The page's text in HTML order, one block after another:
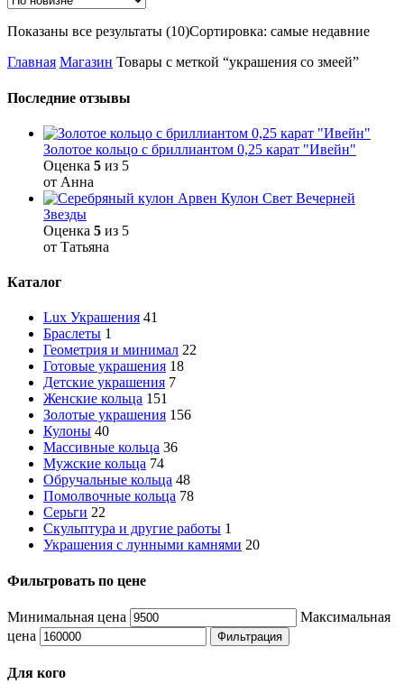
Показаны все результаты (10)Сортировка: самые недавние
Главная Магазин Товары с меткой “украшения со змеей”
Последние отзывы
Золотое кольцо с бриллиантом 0,25 карат "Ивейн"
Оценка 5 из 5
от Анна
Кулон Свет Вечерней
Звезды
Оценка 5 из 5
от Татьяна
Каталог
Lux Украшения 41
Браслеты 1
Геометрия и минимал 22
Готовые украшения 18
Детские украшения 7
Женские кольца 151
Золотые украшения 156
Кулоны 40
Массивные кольца 36
Мужские кольца 74
Обручальные кольца 48
Помолвочные кольца 78
Серьги 22
Скульптура и другие работы 1
Украшения с лунными камнями 20
Фильтровать по цене
Минимальная цена
Максимальная
цена
Фильтрация
Для кого